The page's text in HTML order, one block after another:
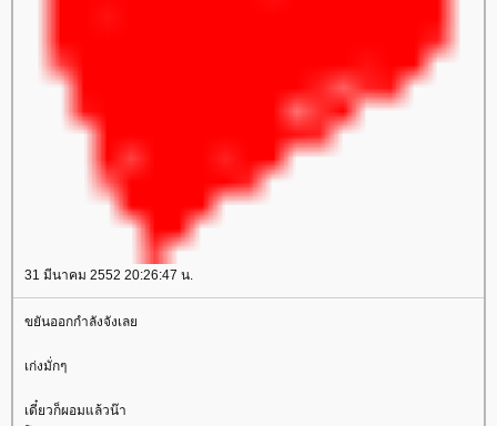
31 มีนาคม 2552 20:26:47 น.
ขยันออกกำลังจังเล
เก่งมั่กๆ
เดี๋ยวก็ผอมแล้วน๊า